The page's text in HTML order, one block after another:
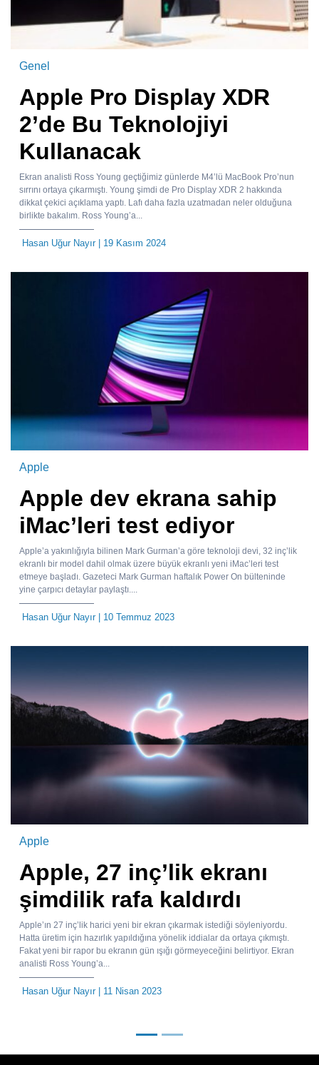
Genel
Apple Pro Display XDR
2’de Bu Teknolojiyi
Kullanacak
Ekran analisti Ross Young geçtiğimiz günlerde M4’lü MacBook Pro’nun
sırrını ortaya çıkarmıştı. Young şimdi de Pro Display XDR 2 hakkında
dikkat çekici açıklama yaptı. Lafı daha fazla uzatmadan neler olduğuna
birlikte bakalım. Ross Young’a...
Hasan Uğur Nayır| 19 Kasım 2024
Apple
Apple dev ekrana sahip
iMac’leri test ediyor
Apple’a yakınlığıyla bilinen Mark Gurman’a göre teknoloji devi, 32 inç’lik
ekranlı bir model dahil olmak üzere büyük ekranlı yeni iMac’leri test
etmeye başladı. Gazeteci Mark Gurman haftalık Power On bülteninde
yine çarpıcı detaylar paylaştı....
Hasan Uğur Nayır| 10 Temmuz 2023
Apple
Apple, 27 inç’lik ekranı
şimdilik rafa kaldırdı
Apple’ın 27 inç’lik harici yeni bir ekran çıkarmak istediği söyleniyordu.
Hatta üretim için hazırlık yapıldığına yönelik iddialar da ortaya çıkmıştı.
Fakat yeni bir rapor bu ekranın gün ışığı görmeyeceğini belirtiyor. Ekran
analisti Ross Young’a...
Hasan Uğur Nayır| 11 Nisan 2023